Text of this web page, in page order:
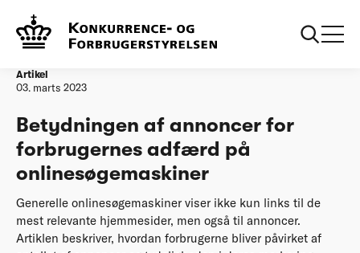
Forside
på onlinesøgemaskiner
Artikel
03. marts 2023
Betydningen af annoncer for
forbrugernes adfærd på
onlinesøgemaskiner
Generelle onlinesøgemaskiner viser ikke kun links til de
mest relevante hjemmesider, men også til annoncer.
Artiklen beskriver, hvordan forbrugerne bliver påvirket af